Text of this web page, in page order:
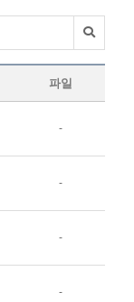
파일
-
-
-
-